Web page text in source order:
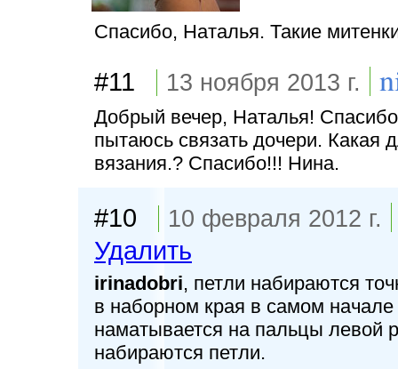
Спасибо, Наталья. Такие
#11 13 ноября 2013 г.
Добрый вечер, Наталья!
пытаюсь связать дочери. Какая
вязания.? Спасибо!!! Нина.
#10 10 февраля 2012 г.
Удалить
irinadobri, петли набираются
в наборном края в самом начале
наматывается на пальцы левой
набираются петли.